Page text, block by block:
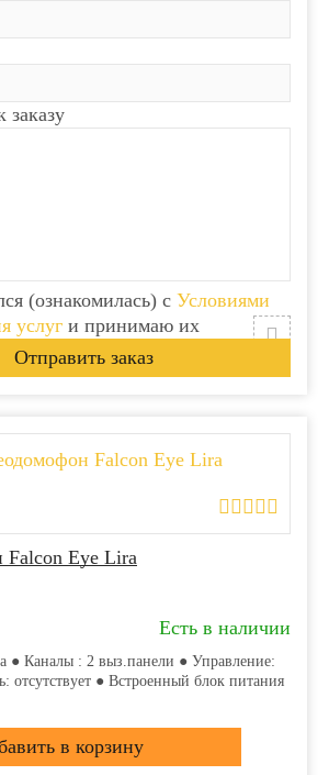
заказу
(ознакомилась) с Условиями
услуг и принимаю их
Eye Lira
Есть в наличии
● Каналы : 2 выз.панели ● Управление:
отсутствует ● Встроенный блок питания